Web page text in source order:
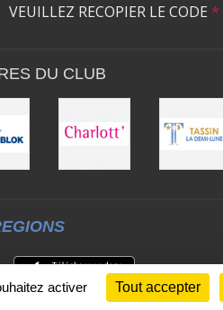
VEUILLEZ RECOPIER LE CODE *
DU CLUB
activer Tout accepter